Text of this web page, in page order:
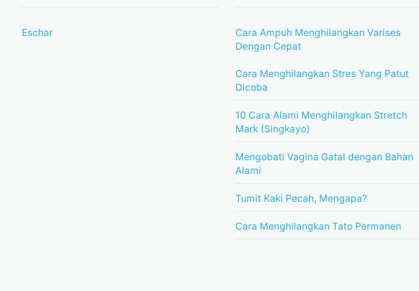
Eschar
Cara Ampuh Menghilangkan Varises
Dengan Cepat
Cara Menghilangkan Stres Yang Patut
Dicoba
10 Cara Alami Menghilangkan Stretch
Mark (Singkayo)
Mengobati Vagina Gatal dengan Bahan
Alami
Tumit Kaki Pecah, Mengapa?
Cara Menghilangkan Tato Permanen